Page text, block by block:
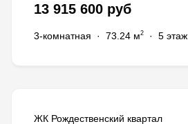
13 915 600 руб
3-комнатная · 73.24 м2 · 5 этаж
ЖК Рождественский квартал